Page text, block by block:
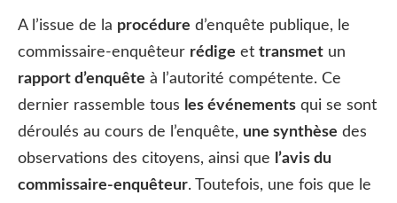
A l’issue de la procédure d’enquête publique, le
commissaire-enquêteur rédige et transmet un
rapport d’enquête à l’autorité compétente. Ce
dernier rassemble tous les événements qui se sont
déroulés au cours de l’enquête, une synthèse des
observations des citoyens, ainsi que
l’avis du
commissaire-enquêteur. Toutefois, une fois que le